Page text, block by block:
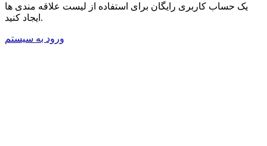
یک حساب کاربری رایگان برای استفاده از لیست علاقه مندی ها
ایجاد کنید.
ورود به سیستم